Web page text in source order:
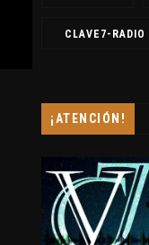
CLAVE7-RADIO
¡ATENCIÓN!